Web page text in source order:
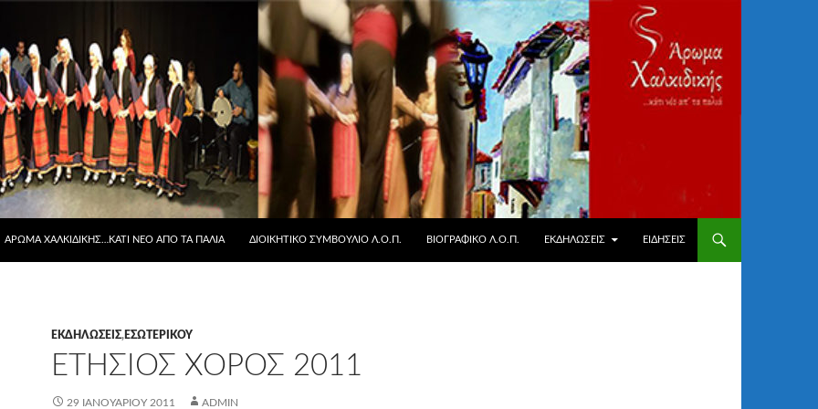
ΆΡΩΜΑ ΧΑΛΚΙΔΙΚΉΣ…ΚΆΤΙ ΝΈΟ ΑΠΟ ΤΑ ΠΑΛΙΆ ΔΙΟΙΚΗΤΙΚΟ ΣΥΜΒΟΥΛΙΟ Λ.Ο.Π. ΒΙΟΓΡΑΦΙΚΌ Λ.Ο.Π. ΕΚΔΗΛΏΣΕΙΣ ΕΙΔΉΣΕΙΣ
ΕΚΔΗΛΏΣΕΙΣ, ΕΣΩΤΕΡΙΚΟΎ
ΕΤΗΣΙΟΣ ΧΟΡΟΣ 2011
29 ΙΑΝΟΥΑΡΊΟΥ 2011 ADMIN